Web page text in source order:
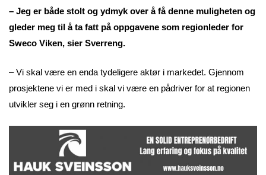
– Jeg er både stolt og ydmyk over å få denne muligheten og
gleder meg til å ta fatt på oppgavene som regionleder for
Sweco Viken, sier Sverreng.
– Vi skal være en enda tydeligere aktør i markedet. Gjennom
prosjektene vi er med i skal vi være en pådriver for at regionen
utvikler seg i en grønn retning.